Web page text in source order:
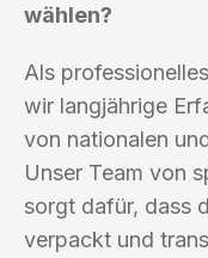
wählen?
Als
wir langjährige
von nationalen
Unser Team von
sorgt dafür, dass
verpackt und